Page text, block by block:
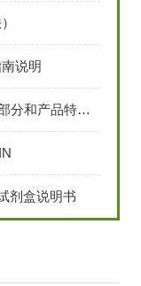
说明
biorad小型垂直电泳槽的四个组成部分和产品特点说明
剂盒说明书